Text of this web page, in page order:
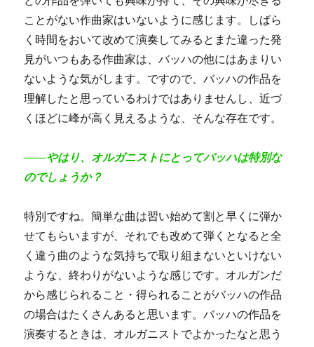
ことがない作曲家はいないように感じます。しばら
く時間をおいて改めて演奏してみるとまた違った発
見がいつもある作曲家は、バッハの他にはあまりい
ないような気がします。ですので、バッハの作品を
理解したと思っているわけではありませんし、近づ
くほどに峰が高く見えるような、そんな存在です。
――やはり、オルガニストにとってバッハは特別な
のでしょうか？
特別ですね。簡単な曲は習い始めて割と早くに弾か
せてもらいますが、それでも改めて弾くとなると全
く違う曲のような気持ちで取り組まないといけない
ような、終わりがないような感じです。オルガンだ
から感じられること・得られることがバッハの作品
の場合はたくさんあると思います。バッハの作品を
演奏するときは、オルガニストでよかったなと思う